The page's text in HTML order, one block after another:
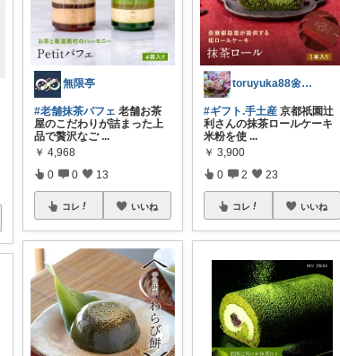
無限亭
#老舗抹茶パフェ 老舗お茶
屋のこだわりが詰まった上
品で贅沢なご ...
￥ 4,968
0 0 13
コレ いいね
toruyuka88🌼素敵ホテルライク
#ギフト.手土産 京都祇園辻
利さんの抹茶ロールケーキ
米粉を使 ...
￥ 3,900
0 2 23
コレ いいね